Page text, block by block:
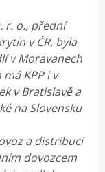
r. o., přední
v ČR, byla
v Moravanech
KPP i v
v Bratislavě a
na Slovensku
a distribuci
dovozcem